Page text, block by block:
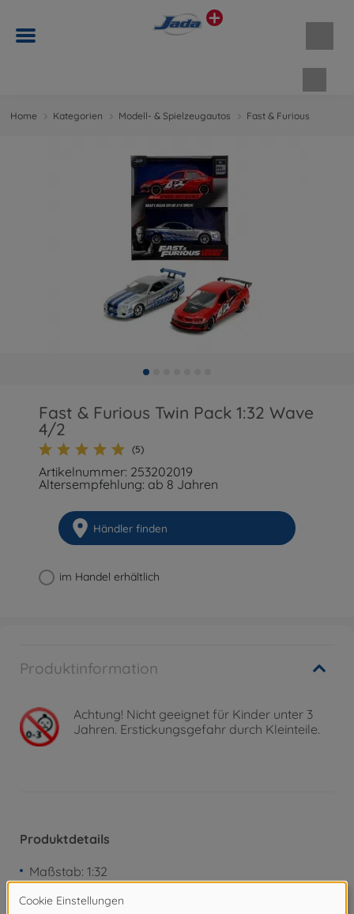
Home Kategorien Modell- & Spielzeugautos Fast & Furious
Fast & Furious Twin Pack 1:32 Wave
4/2
(5)
Artikelnummer: 253202019
Altersempfehlung: ab 8 Jahren
Händler finden
im Handel erhältlich
Produktinformation
Achtung! Nicht geeignet für Kinder unter 3
Jahren. Erstickungsgefahr durch Kleinteile.
Produktdetails
Maßstab: 1:32